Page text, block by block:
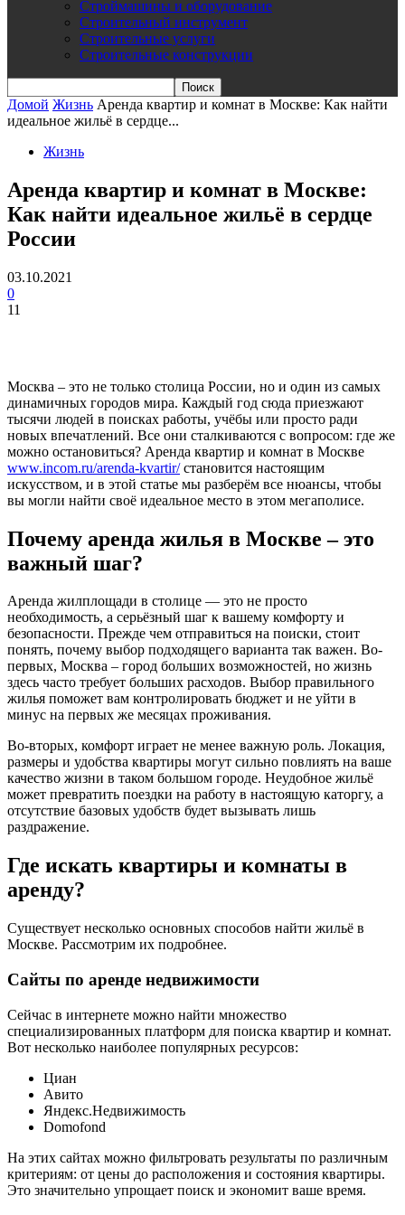
Строймашины и оборудование
Строительный инструмент
Строительные услуги
Строительные конструкции
Домой Жизнь Аренда квартир и комнат в Москве: Как найти
идеальное жильё в сердце...
Жизнь
Аренда квартир и комнат в Москве:
Как найти идеальное жильё в сердце
России
03.10.2021
0
11
Москва – это не только столица России, но и один из самых
динамичных городов мира. Каждый год сюда приезжают
тысячи людей в поисках работы, учёбы или просто ради
новых впечатлений. Все они сталкиваются с вопросом: где же
можно остановиться? Аренда квартир и комнат в Москве
www.incom.ru/arenda-kvartir/становится настоящим
искусством, и в этой статье мы разберём все нюансы, чтобы
вы могли найти своё идеальное место в этом мегаполисе.
Почему аренда жилья в Москве – это
важный шаг?
Аренда жилплощади в столице — это не просто
необходимость, а серьёзный шаг к вашему комфорту и
безопасности. Прежде чем отправиться на поиски, стоит
понять, почему выбор подходящего варианта так важен. Во-
первых, Москва – город больших возможностей, но жизнь
здесь часто требует больших расходов. Выбор правильного
жилья поможет вам контролировать бюджет и не уйти в
минус на первых же месяцах проживания.
Во-вторых, комфорт играет не менее важную роль. Локация,
размеры и удобства квартиры могут сильно повлиять на ваше
качество жизни в таком большом городе. Неудобное жильё
может превратить поездки на работу в настоящую каторгу, а
отсутствие базовых удобств будет вызывать лишь
раздражение.
Где искать квартиры и комнаты в
аренду?
Существует несколько основных способов найти жильё в
Москве. Рассмотрим их подробнее.
Сайты по аренде недвижимости
Сейчас в интернете можно найти множество
специализированных платформ для поиска квартир и комнат.
Вот несколько наиболее популярных ресурсов:
Циан
Авито
Яндекс.Недвижимость
Domofond
На этих сайтах можно фильтровать результаты по различным
критериям: от цены до расположения и состояния квартиры.
Это значительно упрощает поиск и экономит ваше время.